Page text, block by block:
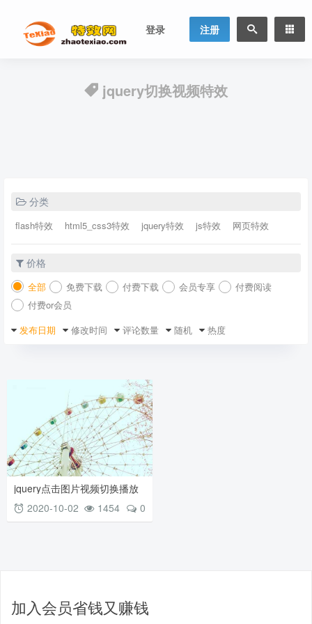
登录 注册
jquery切换视频特效
分类
flash特效 html5_css3特效 jquery特效 js特效 网页特效
价格
全部 免费下载 付费下载 会员专享
付费阅读
付费or会员
发布日期
修改时间 评论数量 随机 热度
jquery点击图片视频切换播放
2020-10-02 0
1454
加入会员省钱又赚钱